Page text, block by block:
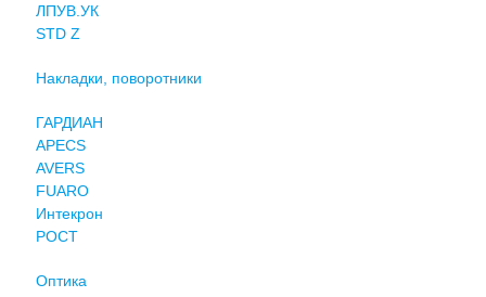
ЛПУВ.УК
STD Z
Накладки, поворотники
ГАРДИАН
APECS
AVERS
FUARO
Интекрон
РОСТ
Оптика